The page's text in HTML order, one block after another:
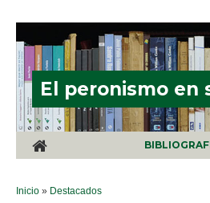
El peronismo en
SE ENCUENTRA USTED AQUÍ
Inicio » Destacados